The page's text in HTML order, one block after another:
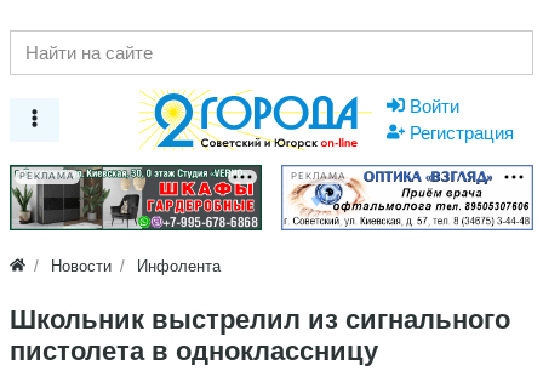
Войти
Регистрация
РЕКЛАМА РЕКЛАМА
Новости Инфолента
Школьник выстрелил из сигнального
пистолета в одноклассницу